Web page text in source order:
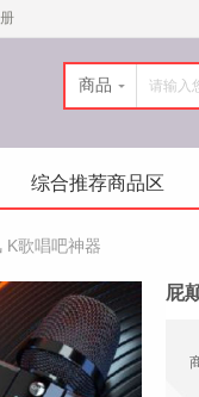
商品
综合推荐商品区
K歌唱吧神器
屁